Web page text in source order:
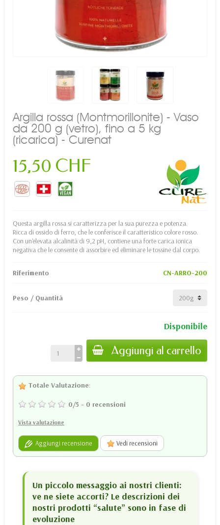
Argilla rossa (Montmorillonite) - Vaso
da 200 g (vetro), fino a 5 kg
(ricarica) - Curenat
15,50 CHF
Questa argilla rossa si caratterizza per la sua purezza e potenza.
Ricca di ossido di ferro, che le conferisce il caratteristico colore rosso.
Con un'elevata alcalinità di 9,2 pH, contiene una forte carica ionica
negativa che le consente di assorbire ed eliminare le tossine dal corpo.
Riferimento CN-ARRO-200
Peso / Quantità
Disponibile
Aggiungi al carrello
Totale Valutazione:
0/5 - 0 recensioni
Vista valutazione
Aggiungi recensione Vedi recensioni
Un piccolo messaggio ai nostri clienti:
ve ne siete accorti? Le descrizioni dei
nostri prodotti “salute” sono in fase di
evoluzione